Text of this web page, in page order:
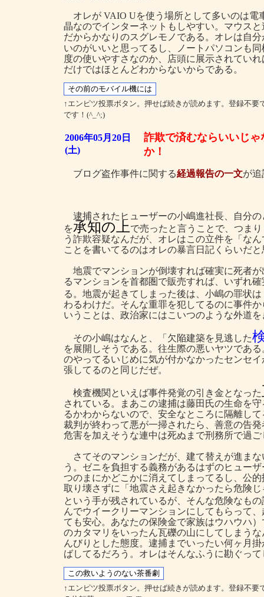
オレが VAIO Uを使う場所として多いのは電
晶なのでインターネットもしやすい。マウス
だからかなりのスグレモノである。オレは自
いのがいいと思ってるし、ノートパソコンも
度の使いやすさなのか、店頭に展示されてい
だけではほとんどわからないからである。
↑エンピツ投票ボタン。押せば続きが読めます。登録不要
です！(^_^;)
2006年05月20日
(土)
詐欺で済むならいいじゃ
か！
ブログ盗作事件に関する経過報告の一文が追
逮捕されたヒューザーの小嶋進社長、自分
を承知の上 で売ったと言うことで、つま
う詐欺容疑なんだが、オレはこの立件を「な
ことを書いてるのはオレの暴言日記くらいだ
地震でマンションが倒壊すれば確実に死者
るマンションを首都圏で販売すれば、いずれ
る。地震が起きてしまった後は、小嶋の罪状は
わるわけだ。そんな重罪を犯してるのに事件
いうことは、政治家にはこいつのような外道
その小嶋はなんと、「欠陥建築を見逃した
を展開しそうである。往生際の悪いヤツであ
のやってるいじめに気が付かなかったセンセ
張してるのと同じだぜ。
検査機関といえば事件発覚の引き金となった
されている。まあこの逮捕は藤田氏の生命を
るかわからないので、安全なところに隔離し
裁判が終わって悪が一掃されたら、善意の告
危害を加えそうな連中は死ぬまで刑務所で過
さてそのマンションだが、建て替えが進ま
う。ゼニを負担する義務があるはずのヒュー
つのまにかどこかに消えてしまってるし、公
取り壊さずに「地震さえ起きなかったら危険
という手が残されているが、そんな危険なも
んでウイークリーマンションにしてもらって
ても安心。あなたの保険金で家族はウハウハ
のカタマリをいったん瓦礫の山にしてしまう
んびりとした態度。逮捕までいったい何ヶ月
ばしてるだろう。オレはそんなふうに勘ぐっ
↑エンピツ投票ボタン。押せば続きが読めます。登録不要